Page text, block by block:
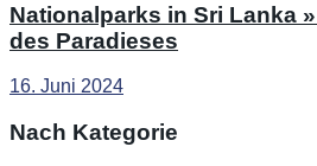
Nationalparks in Sri Lanka
des Paradieses
16. Juni 2024
Nach Kategorie